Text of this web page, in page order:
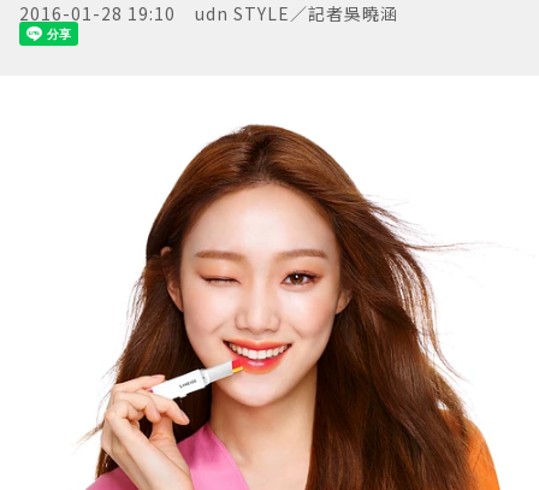
2016-01-28 19:10 udn STYLE／記者吳曉涵